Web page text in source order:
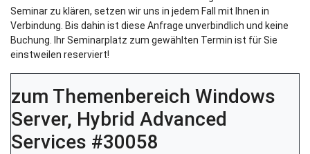
Seminar zu klären, setzen wir uns in jedem Fall mit Ihnen in
Verbindung. Bis dahin ist diese Anfrage unverbindlich und keine
Buchung. Ihr Seminarplatz zum gewählten Termin ist für Sie
einstweilen reserviert!
zum Themenbereich Windows
Server, Hybrid Advanced
Services #30058